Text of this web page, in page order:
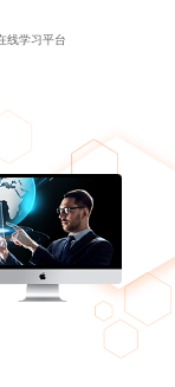
线学习平台